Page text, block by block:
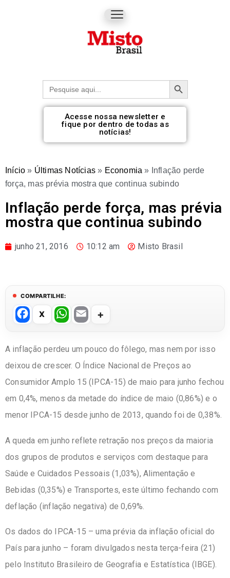
Procurar: Botão de pesquisa
Acesse nossa newsletter e
fique por dentro de todas as
notícias!
Início » Últimas Notícias » Economia » Inflação perde
força, mas prévia mostra que continua subindo
Inflação perde força, mas prévia
mostra que continua subindo
junho 21, 2016 10:12 am Misto Brasil
COMPARTILHE:
F
a
c
e
b
o
o
W
h
at
s
A
p
p
E
ail
A inflação perdeu um pouco do fôlego, mas nem por isso
deixou de crescer. O Índice Nacional de Preços ao
Consumidor Amplo 15 (IPCA-15) de maio para junho fechou
em 0,4%, menos da metade do índice de maio (0,86%) e o
menor IPCA-15 desde junho de 2013, quando foi de 0,38%.
A queda em junho reflete retração nos preços da maioria
dos grupos de produtos e serviços com destaque para
Saúde e Cuidados Pessoais (1,03%), Alimentação e
Bebidas (0,35%) e Transportes, este último fechando com
deflação (inflação negativa) de 0,69%.
Os dados do IPCA-15 – uma prévia da inflação oficial do
País para junho – foram divulgados nesta terça-feira (21)
pelo Instituto Brasileiro de Geografia e Estatística (IBGE).